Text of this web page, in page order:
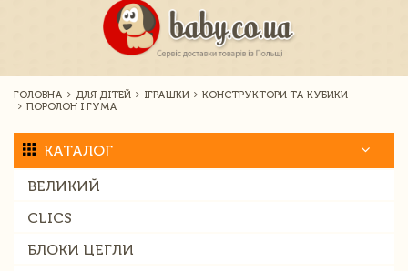
ГОЛОВНА ДЛЯ ДІТЕЙ ІГРАШКИ
КОНСТРУКТОРИ ТА КУБИКИ
ПОРОЛОН І ГУМА
КАТАЛОГ
ВЕЛИКИЙ
CLICS
БЛОКИ ЦЕГЛИ